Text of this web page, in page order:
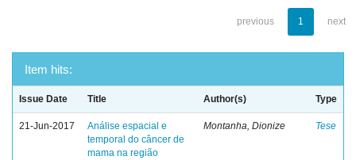
previous 1 next
Item hits:
Issue Date Title Author(s) Type
21-Jun-2017
Análise espacial e
temporal do câncer de
mama na região
Montanha, Dionize Tese